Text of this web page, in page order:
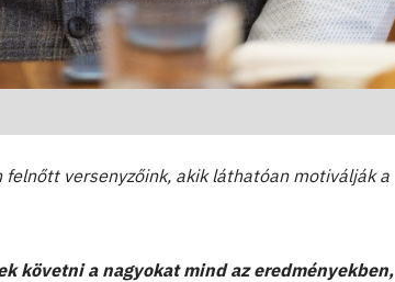
felnőtt versenyzőink, akik láthatóan motiválják a
követni a nagyokat mind az eredményekben,